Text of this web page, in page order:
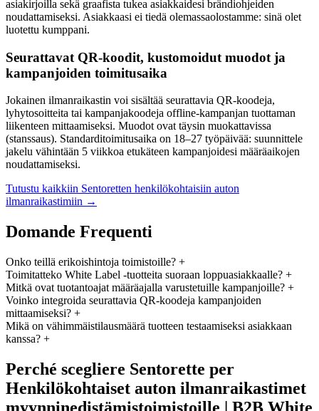
asiakirjoilla sekä graafista tukea asiakkaidesi brändiohjeiden
noudattamiseksi. Asiakkaasi ei tiedä olemassaolostamme: sinä olet
luotettu kumppani.
Seurattavat QR-koodit, kustomoidut muodot ja
kampanjoiden toimitusaika
Jokainen ilmanraikastin voi sisältää seurattavia QR-koodeja,
lyhytosoitteita tai kampanjakoodeja offline-kampanjan tuottaman
liikenteen mittaamiseksi. Muodot ovat täysin muokattavissa
(stanssaus). Standarditoimitusaika on 18–27 työpäivää: suunnittele
jakelu vähintään 5 viikkoa etukäteen kampanjoidesi määräaikojen
noudattamiseksi.
Tutustu kaikkiin Sentoretten henkilökohtaisiin auton
ilmanraikastimiin →
Domande Frequenti
Onko teillä erikoishintoja toimistoille? +
Toimitatteko White Label -tuotteita suoraan loppuasiakkaalle? +
Mitkä ovat tuotantoajat määräajalla varustetuille kampanjoille? +
Voinko integroida seurattavia QR-koodeja kampanjoiden
mittaamiseksi? +
Mikä on vähimmäistilausmäärä tuotteen testaamiseksi asiakkaan
kanssa? +
Perché scegliere Sentorette per
Henkilökohtaiset auton ilmanraikastimet